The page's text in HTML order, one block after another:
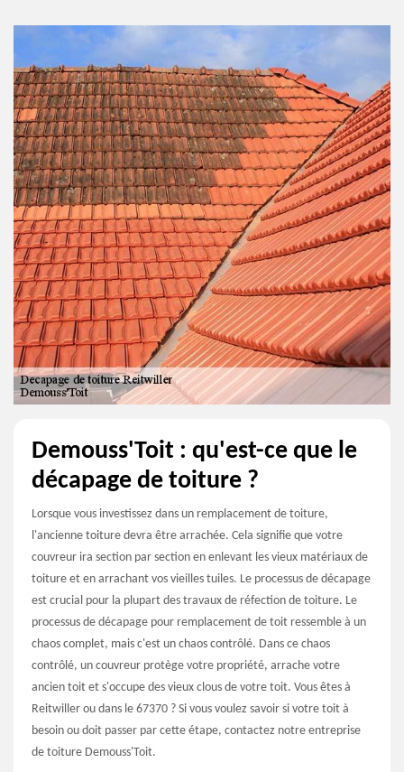
Demouss'Toit : qu'est-ce que le
décapage de toiture ?
Lorsque vous investissez dans un remplacement de toiture,
l'ancienne toiture devra être arrachée. Cela signifie que votre
couvreur ira section par section en enlevant les vieux matériaux de
toiture et en arrachant vos vieilles tuiles. Le processus de décapage
est crucial pour la plupart des travaux de réfection de toiture. Le
processus de décapage pour remplacement de toit ressemble à un
chaos complet, mais c'est un chaos contrôlé. Dans ce chaos
contrôlé, un couvreur protège votre propriété, arrache votre
ancien toit et s'occupe des vieux clous de votre toit. Vous êtes à
Reitwiller ou dans le 67370 ? Si vous voulez savoir si votre toit à
besoin ou doit passer par cette étape, contactez notre entreprise
de toiture Demouss'Toit.